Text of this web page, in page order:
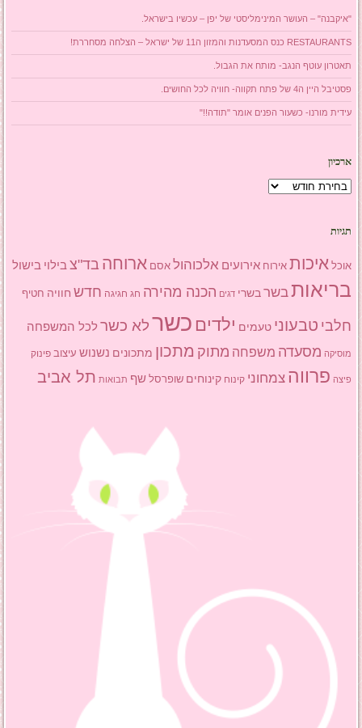
"איקבנה" – העושר המינימליסטי של יפן – עכשיו בישראל.
RESTAURANTS כנס המסעדנות והמזון ה11 של ישראל – הצלחה מסחררת!
תאטרון עוטף הנגב- מותח את הגבול.
פסטיבל היין ה4 של פתח תקווה- חוויה לכל החושים.
עידית מורנו- כשעור הפנים אומר "תודה!!"
ארכיון
ארכיון
תגיות
אוכל איכות אירוח אירועים אלכוהול אסם ארוחה בד"צ בילוי בישול
בריאותבשר בשרי דגים הכנה מהירה חג חגיגה חדש חוויה חטיף
חלבי טבעוני טעמים ילדים כשרלא כשר לכל המשפחה
מוסיקה מסעדה משפחה מתוק מתכון מתכונים נשנוש עיצוב פינוק
פיצה פרווה צמחוני קינוח קינוחים שופרסל שף תבואות תל אביב